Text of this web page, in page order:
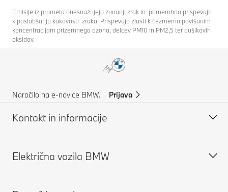
Emisije iz prometa onesnažujejo zunanji zrak in pomembno prispevajo
k poslabšanju kakovosti zraka. Prispevajo zlasti k čezmerno povišanim
koncentracijam prizemnega ozona, delcev PM10 in PM2,5 ter dušikovih
oksidov.
Naročilo na e-novice BMW. Prijava
Kontakt in informacije
Pomoč in kontakti
Električna vozila BMW